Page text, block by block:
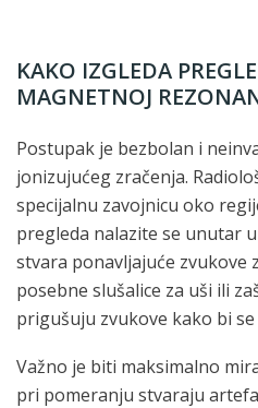
KAKO IZGLEDA
MAGNETNOJ
Postupak je bezbolan i
jonizujućeg zračenja.
specijalnu zavojnicu oko
pregleda nalazite se unutar
stvara ponavljajuće zvukove
posebne slušalice za uši ili
prigušuju zvukove kako bi
Važno je biti maksimalno
pri pomeranju stvaraju